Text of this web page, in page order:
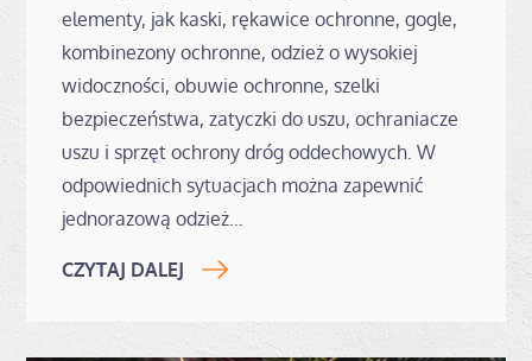
elementy, jak kaski, rękawice ochronne, gogle,
kombinezony ochronne, odzież o wysokiej
widoczności, obuwie ochronne, szelki
bezpieczeństwa, zatyczki do uszu, ochraniacze
uszu i sprzęt ochrony dróg oddechowych. W
odpowiednich sytuacjach można zapewnić
jednorazową odzież…
CZYTAJ DALEJ